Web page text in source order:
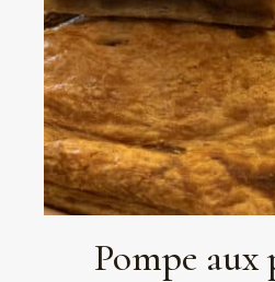
Pompe aux